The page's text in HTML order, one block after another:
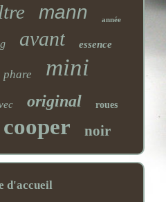
mann année
avant essence
phare mini
original roues
cooper noir
d'accueil